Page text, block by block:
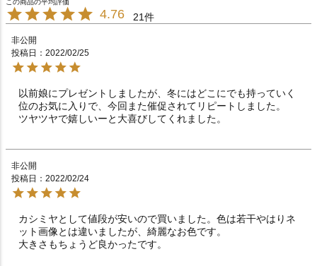
4.76 21
非公開
投稿日
2022/02/25
以前娘にプレゼントしましたが、冬にはどこにでも持っていく
位のお気に入りで、今回また催促されてリピートしました。
非公開
投稿日
2022/02/24
カシミヤとして値段が安いので買いました。色は若干やはりネ
ット画像とは違いましたが、綺麗なお色です。
大きさもちょうど良かったです。